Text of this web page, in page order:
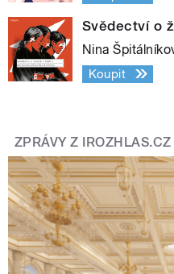
Svědectví o
Nina
Koupit
ZPRÁVY Z IROZHLAS.CZ